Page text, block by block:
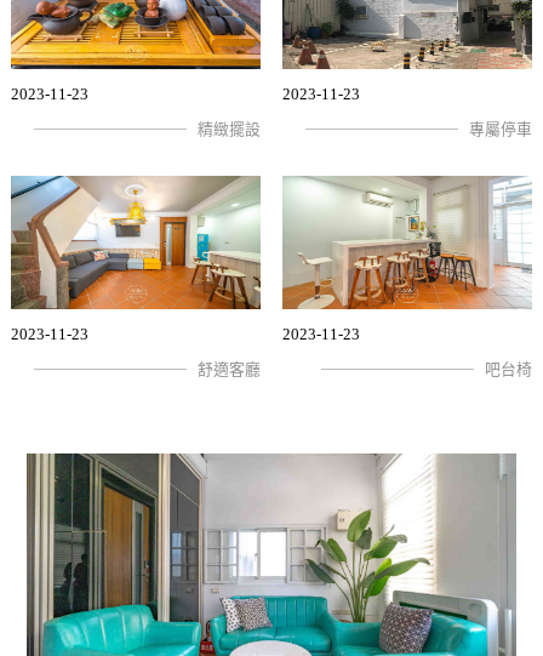
2023-11-23
精緻擺設
2023-11-23
專屬停車
2023-11-23
舒適客廳
2023-11-23
吧台椅